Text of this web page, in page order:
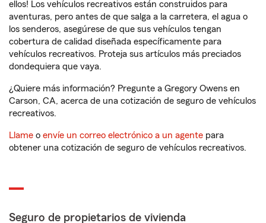
ellos! Los vehículos recreativos están construidos para
aventuras, pero antes de que salga a la carretera, el agua o
los senderos, asegúrese de que sus vehículos tengan
cobertura de calidad diseñada específicamente para
vehículos recreativos. Proteja sus artículos más preciados
dondequiera que vaya.
¿Quiere más información? Pregunte a Gregory Owens en
Carson, CA, acerca de una cotización de seguro de vehículos
recreativos.
Llame o envíe un correo electrónico a un agente para
obtener una cotización de seguro de vehículos recreativos.
Seguro de propietarios de vivienda